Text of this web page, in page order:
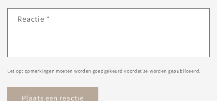
Reactie *
Let op: opmerkingen moeten worden goedgekeurd voordat ze worden gepubliceerd.